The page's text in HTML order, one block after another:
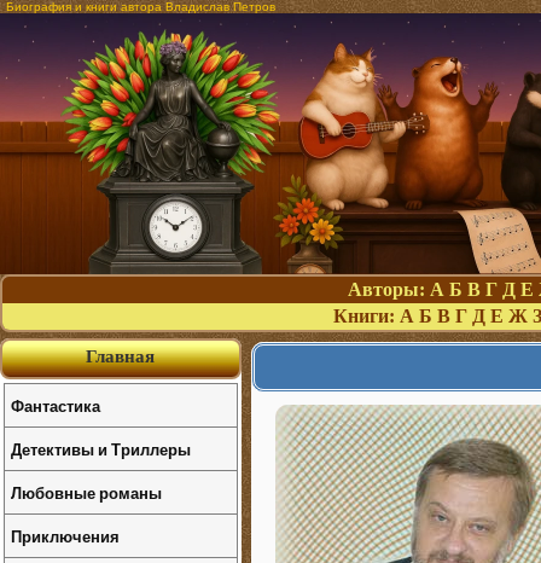
Биография и книги автора Владислав Петров
Авторы: А Б В Г Д Е
Книги: А Б В Г Д Е Ж З
Главная
Фантастика
Детективы и Триллеры
Любовные романы
Приключения